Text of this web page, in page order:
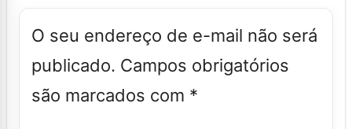
O seu endereço de e-mail não será
publicado. Campos obrigatórios
são marcados com *